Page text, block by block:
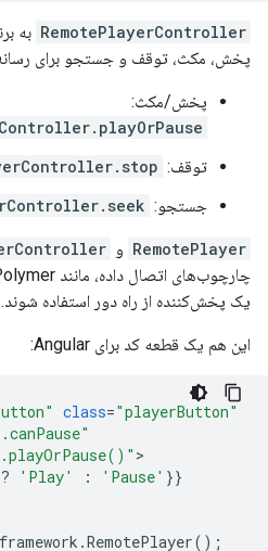
RemotePlayerController به
پخش، مکث، توقف و جستجو برای
پخش/مکث:
توقف:
جستجو:
RemotePlayer و
یک پخش‌کننده از راه دور استفاده شوند.
این هم یک قطعه کد برای Angular:
class="playerButton"
? 'Play' : 'Pause' }}
framework .RemotePlayer();